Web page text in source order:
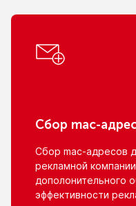
Сбор mac-
Сбор mac-адресов
рекламной
дополонительного
эффективности